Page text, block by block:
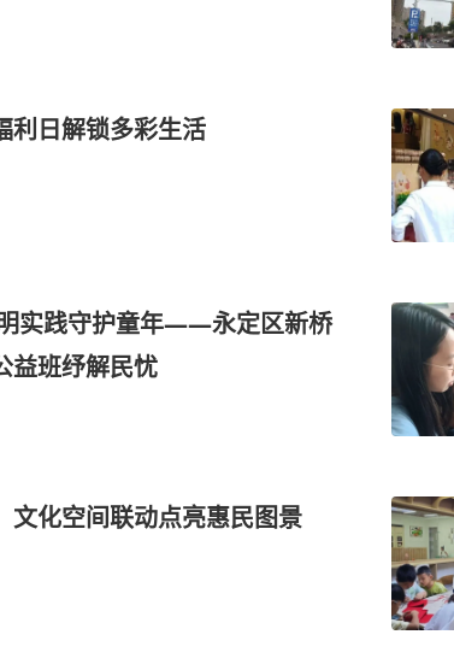
利日解锁多彩生活
实践守护童年——永定区新桥
益班纾解民忧
文化空间联动点亮惠民图景